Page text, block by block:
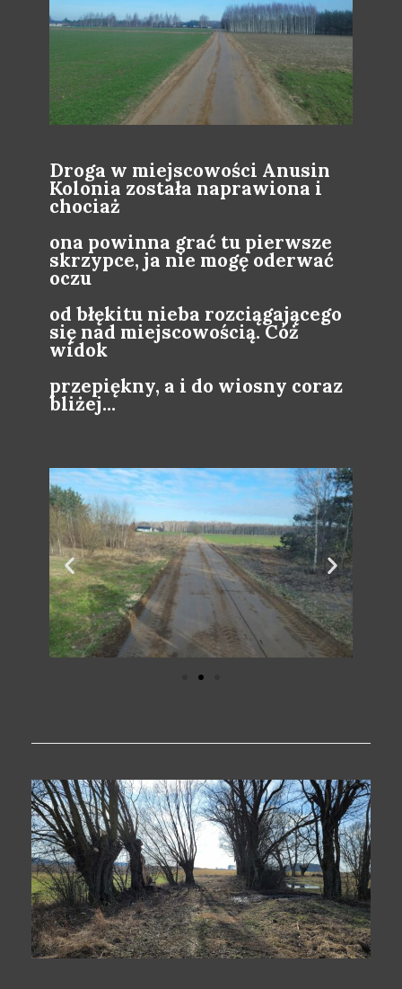
Droga w miejscowości Anusin
Kolonia została naprawiona i
chociaż
ona powinna grać tu pierwsze
skrzypce, ja nie mogę oderwać
oczu
od błękitu nieba rozciągającego
się nad miejscowością. Cóż
widok
przepiękny, a i do wiosny coraz
bliżej...